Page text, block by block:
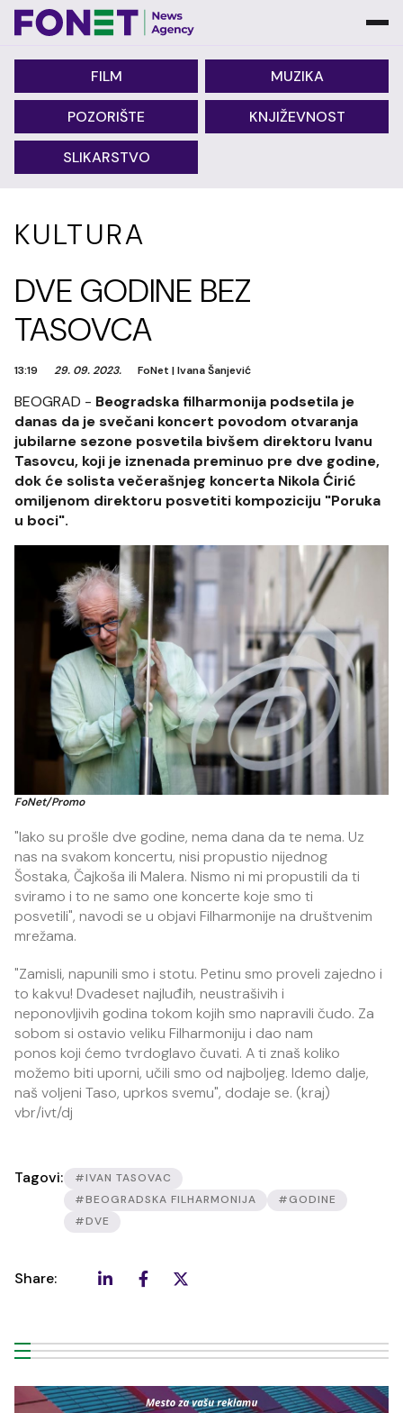
FILM MUZIKA
POZORIŠTE KNJIŽEVNOST
SLIKARSTVO
KULTURA
DVE GODINE BEZ
TASOVCA
13:19 29. 09. 2023. FoNet |Ivana Šanjević
BEOGRAD - Beogradska filharmonija podsetila je
danas da je svečani koncert povodom otvaranja
jubilarne sezone posvetila bivšem direktoru Ivanu
Tasovcu, koji je iznenada preminuo pre dve godine,
dok će solista večerašnjeg koncerta Nikola Ćirić
omiljenom direktoru posvetiti kompoziciju "Poruka
u boci".
FoNet/Promo
"Iako su prošle dve godine, nema dana da te nema. Uz
nas na svakom koncertu, nisi propustio nijednog
Šostaka, Čajkoša ili Malera. Nismo ni mi propustili da ti
sviramo i to ne samo one koncerte koje smo ti
posvetili", navodi se u objavi Filharmonije na društvenim
mrežama.
"Zamisli, napunili smo i stotu. Petinu smo proveli zajedno i
to kakvu! Dvadeset najluđih, neustrašivih i
neponovljivih godina tokom kojih smo napravili čudo. Za
sobom si ostavio veliku Filharmoniju i dao nam
ponos koji ćemo tvrdoglavo čuvati. A ti znaš koliko
možemo biti uporni, učili smo od najboljeg. Idemo dalje,
naš voljeni Taso, uprkos svemu", dodaje se. (kraj)
vbr/ivt/dj
Tagovi:
#IVAN TASOVAC
#BEOGRADSKA FILHARMONIJA
#GODINE
#DVE
Share: